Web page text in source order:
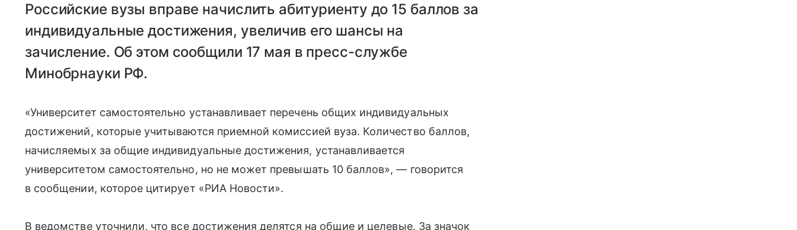
Российские вузы вправе начислить абитуриенту до 15 баллов за
индивидуальные достижения, увеличив его шансы на
зачисление. Об этом сообщили 17 мая в пресс-службе
Минобрнауки РФ.
«Университет самостоятельно устанавливает перечень общих индивидуальных
достижений, которые учитываются приемной комиссией вуза. Количество баллов,
начисляемых за общие индивидуальные достижения, устанавливается
университетом самостоятельно, но не может превышать 10 баллов», — говорится
в сообщении, которое цитирует «РИА Новости».
В ведомстве уточнили, что все достижения делятся на общие и целевые. За значок